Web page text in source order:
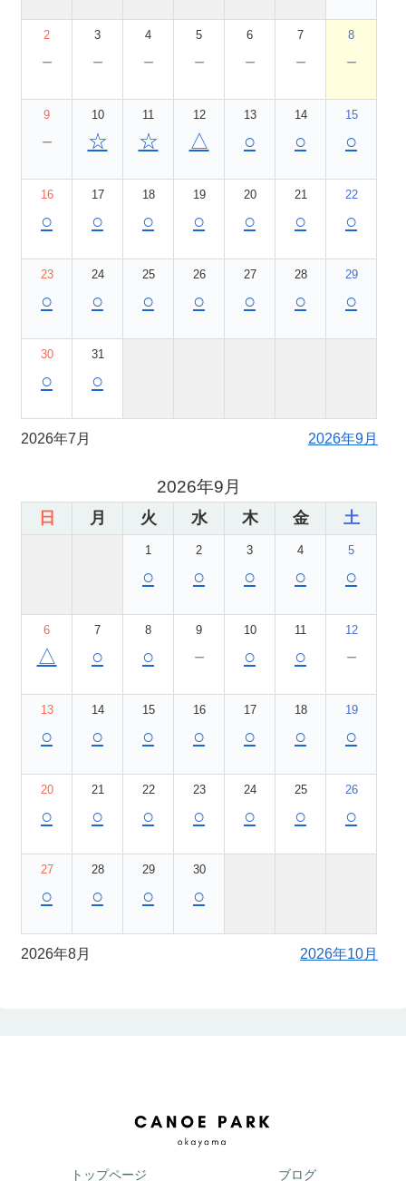
2
－
3
－
4
－
5
－
6
－
7
－
8
－
9
－
10
☆
11
☆
12
△
13
○
14
○
15
○
16
○
17
○
18
○
19
○
20
○
21
○
22
○
23
○
24
○
25
○
26
○
27
○
28
○
29
○
30
○
31
○
2026年7月 2026年9月
2026年9月
日 月 火 水 木 金 土
1
○
2
○
3
○
4
○
5
○
6
△
7
○
8
○
9
－
10
○
11
○
12
－
13
○
14
○
15
○
16
○
17
○
18
○
19
○
20
○
21
○
22
○
23
○
24
○
25
○
26
○
27
○
28
○
29
○
30
○
2026年8月 2026年10月
トップページ ブログ